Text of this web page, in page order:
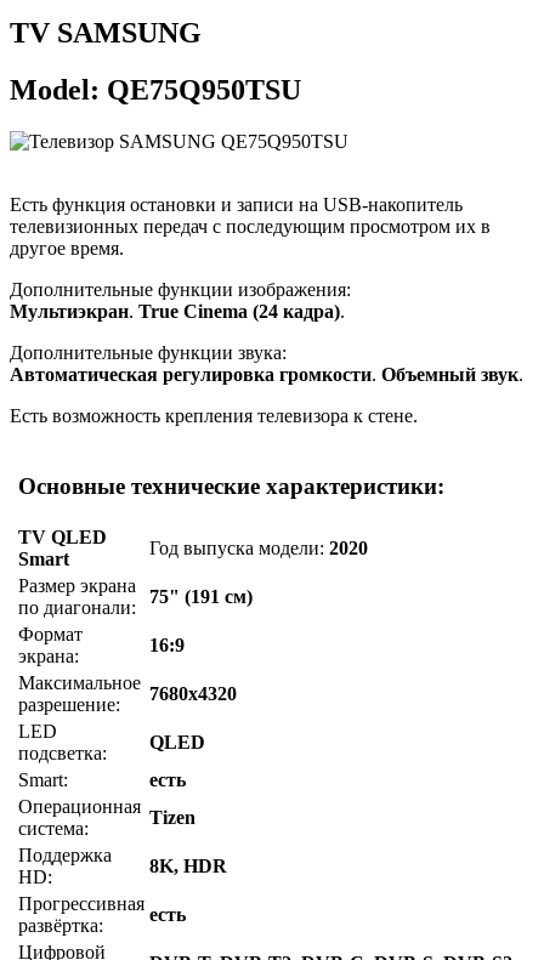
TV SAMSUNG
Model: QE75Q950TSU
Есть функция остановки и записи на USB-накопитель
телевизионных передач с последующим просмотром их в
другое время.
Дополнительные функции изображения:
Мультиэкран. True Cinema (24 кадра).
Дополнительные функции звука:
Автоматическая регулировка громкости. Объемный звук.
Есть возможность крепления телевизора к стене.
Основные технические характеристики:
TV QLED
Smart
Год выпуска модели:2020
Размер экрана
по диагонали:
75" (191 см)
Формат
экрана:
16:9
Максимальное
разрешение:
7680x4320
LED
подсветка:
QLED
Smart:
есть
Операционная
система:
Tizen
Поддержка
HD:
8K, HDR
Прогрессивная
развёртка:
есть
Цифровой